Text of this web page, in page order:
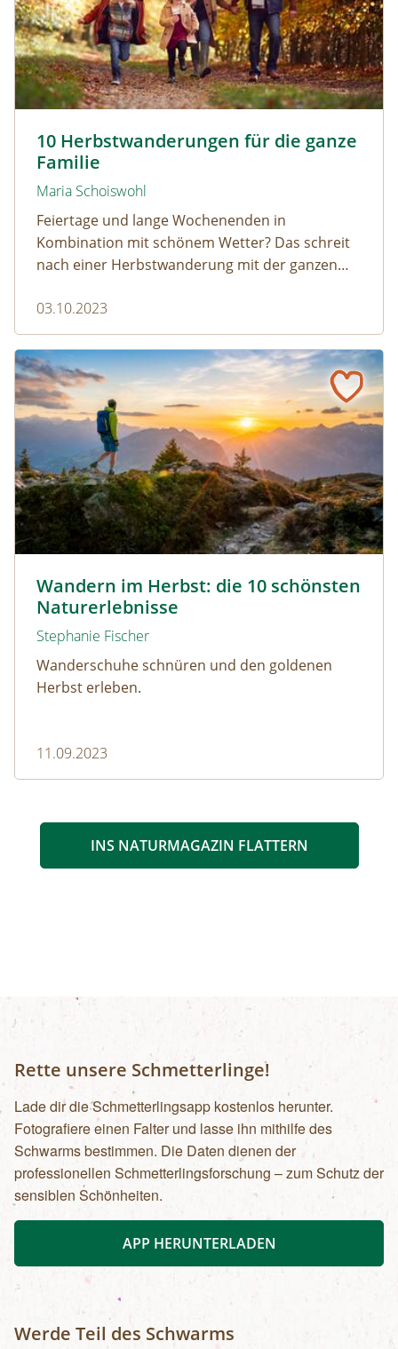
10 Herbstwanderungen für die ganze
Familie
Maria Schoiswohl
Feiertage und lange Wochenenden in
Kombination mit schönem Wetter? Das schreit
nach einer Herbstwanderung mit der ganzen
03.10.2023
Wandern im Herbst: die 10 schönsten
Naturerlebnisse
Stephanie Fischer
Wanderschuhe schnüren und den goldenen
Herbst erleben.
11.09.2023
Wandern im Herbst: die 10 schönsten Naturerlebnisse
INS NATURMAGAZIN FLATTERN
Rette unsere Schmetterlinge!
Lade dir die Schmetterlingsapp kostenlos herunter.
Fotografiere einen Falter und lasse ihn mithilfe des
Schwarms bestimmen. Die Daten dienen der
professionellen Schmetterlingsforschung – zum Schutz der
sensiblen Schönheiten.
APP HERUNTERLADEN
Werde Teil des Schwarms